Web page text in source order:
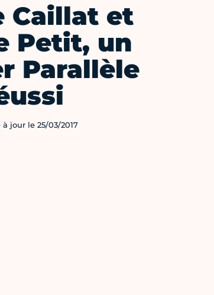
Caillat et
Petit, un
Parallèle
à jour le 25/03/2017